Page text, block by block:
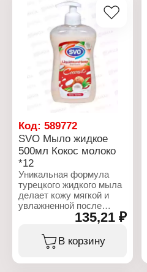
Характеристики:
Бренд: Maxijen
Тип товара: Блок для
унитаза
Аромат: PINE
Форма выпуска: подвес
на унитаз
Эффект: 4 в 1
Количество в упаковке: 3
Количество смываний:
до 250 смываний
Упаковка: блистер
Код: 589772
SVO Мыло жидкое
500мл Кокос молоко
*12
Уникальная формула
турецкого жидкого мыла
делает кожу мягкой и
увлажненной после
каждого применения.
Тщательно и бережно
очищает кожу рук. Не
сушит кожу.
135,21 ₽
В корзину